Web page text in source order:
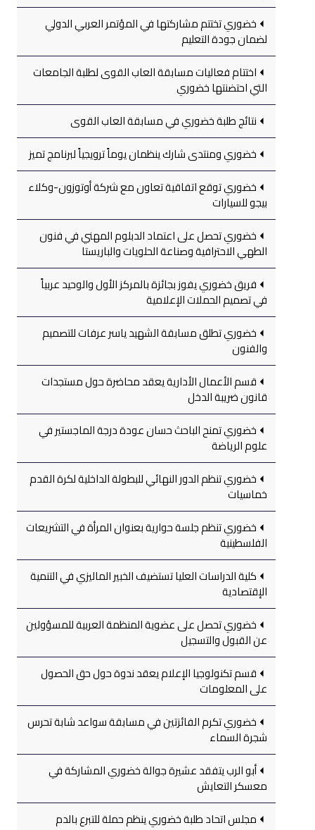
خضوري تختتم مشاركتها في المؤتمر العربي الدولي
لضمان جودة التعليم
اختتام فعاليات مسابقة العاب القوى لطلبة الجامعات
التي احتضنتها خضوري
نتائج طلبة خضوري في مسابقة العاب القوى
خضوري ومنتدى شارك ينظمان يوماً ترويجياً لبرنامج تميز
خضوري توقع اتفاقية تعاون مع شركة أوتوزون-وكلاء
بيجو للسيارات
خضوري تحصل على اعتماد الدبلوم المهني في فنون
الطهي الاحترافية وصناعة الحلويات والباريستا
فريق خضوري يفوز بجائزة بالمركز الأول والوحيد عربياً
في تصميم الحملات الإعلامية
خضوري تطلق مسابقة الشهيد ياسر عرفات للتصميم
والفنون
قسم الأعمال الأدارية يعقد محاضرة حول مستجدات
قانون ضريبة الدخل
خضوري تمنح الباحث حسان عودة درجة الماجستير في
علوم الرياضة
خضوري تنظم الدور النهائي للبطولة الداخلية لكرة القدم
خماسيات
خضوري تنظم جلسة حوارية بعنوان المرأة في التشريعات
الفلسطينية
كلية الدراسات العليا تستضيف الخبير الماليزي في التنمية
الإقتصادية
خضوري تحصل على عضوية المنظمة العربية للمسؤولين
عن القبول والتسجيل
قسم تكنولوجيا الإعلام يعقد ندوة حول حق الحصول
على المعلومات
خضوري تكرم الفائزتين في مسابقة سواعد شابة تحرس
شجرة السماء
أبو الرب يتفقد عشيرة جوالة خضوري المشاركة في
معسكر التعايش
مجلس اتحاد طلبة خضوري ينظم حملة للتبرع بالدم